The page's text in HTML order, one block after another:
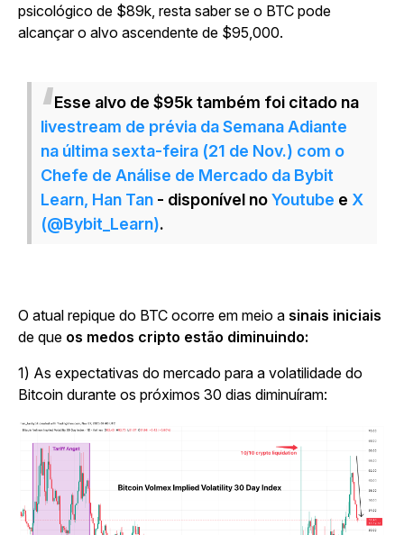
psicológico de $89k, resta saber se o BTC pode
alcançar o alvo ascendente de $95,000.
Esse alvo de $95k também foi citado na
livestream de prévia da Semana Adiante
na última sexta-feira (21 de Nov.) com o
Chefe de Análise de Mercado da Bybit
Learn, Han Tan - disponível noYoutube e X
(@Bybit_Learn).
O atual repique do BTC ocorre em meio a sinais iniciais
de que os medos cripto estão diminuindo:
1) As expectativas do mercado para a volatilidade do
Bitcoin durante os próximos 30 dias diminuíram: